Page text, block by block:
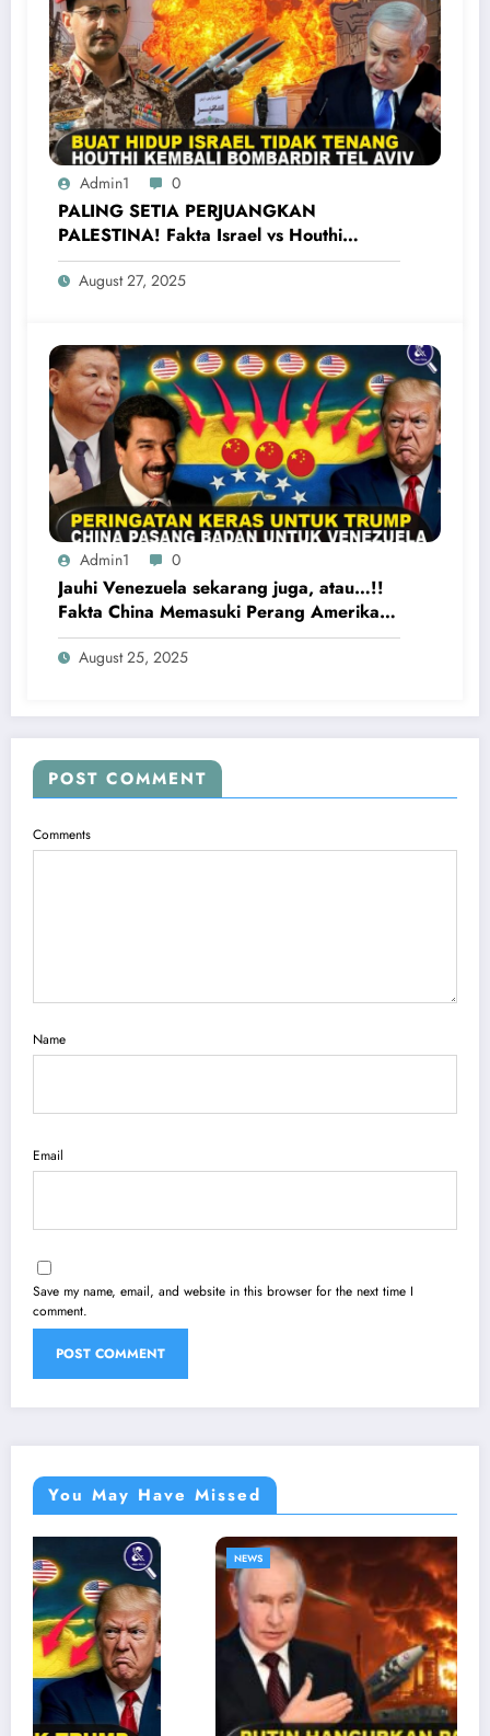
Admin1 0
PALING SETIA PERJUANGKAN
PALESTINA! Fakta Israel vs Houthi
Yaman Kembali Saling Balas Serangan
August 27, 2025
Admin1 0
Jauhi Venezuela sekarang juga, atau…!!
Fakta China Memasuki Perang Amerika
Serikat vs Venezuela
August 25, 2025
POST COMMENT
Comments
Name
Email
Save my name, email, and website in this browser for the next time I
comment.
You May Have Missed